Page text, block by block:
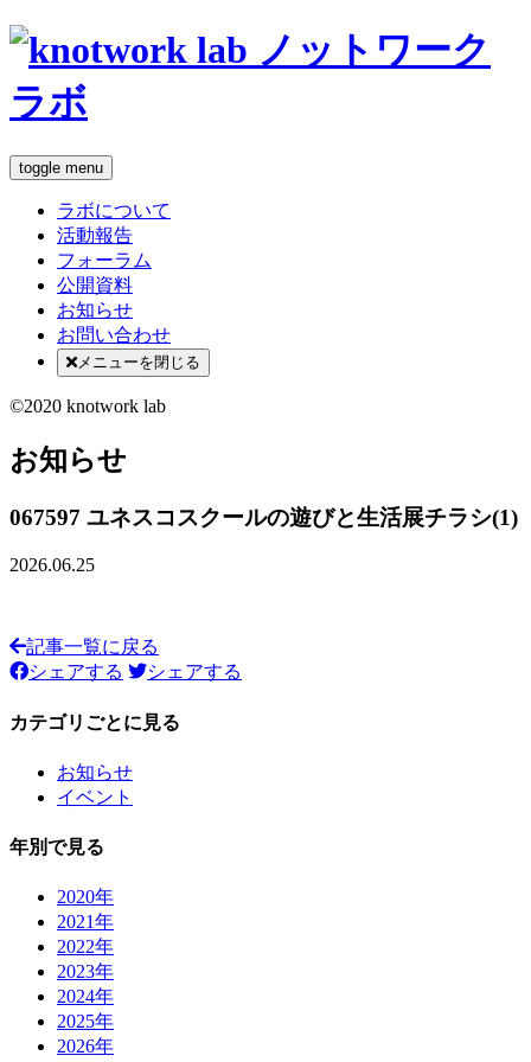
toggle menu
ラボについて
活動報告
フォーラム
公開資料
お知らせ
お問い合わせ
メニューを閉じる
©2020 knotwork lab
お知らせ
067597 ユネスコスクールの遊びと生活展チラシ(1)
2026.06.25
記事一覧に戻る
シェアする
シェアする
カテゴリごとに見る
お知らせ
イベント
年別で見る
2020年
2021年
2022年
2023年
2024年
2025年
2026年